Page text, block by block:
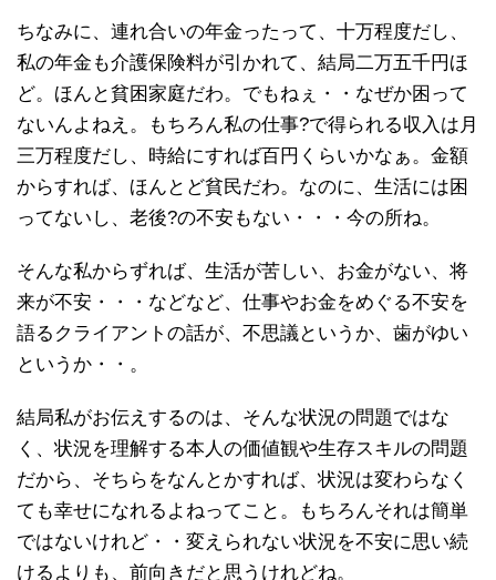
ちなみに、連れ合いの年金ったって、十万程度だし、
私の年金も介護保険料が引かれて、結局二万五千円ほ
ど。ほんと貧困家庭だわ。でもねぇ・・なぜか困って
ないんよねえ。もちろん私の仕事?で得られる収入は月
三万程度だし、時給にすれば百円くらいかなぁ。金額
からすれば、ほんとど貧民だわ。なのに、生活には困
ってないし、老後?の不安もない・・・今の所ね。
そんな私からずれば、生活が苦しい、お金がない、将
来が不安・・・などなど、仕事やお金をめぐる不安を
語るクライアントの話が、不思議というか、歯がゆい
というか・・。
結局私がお伝えするのは、そんな状況の問題ではな
く、状況を理解する本人の価値観や生存スキルの問題
だから、そちらをなんとかすれば、状況は変わらなく
ても幸せになれるよねってこと。もちろんそれは簡単
ではないけれど・・変えられない状況を不安に思い続
けるよりも、前向きだと思うけれどね。